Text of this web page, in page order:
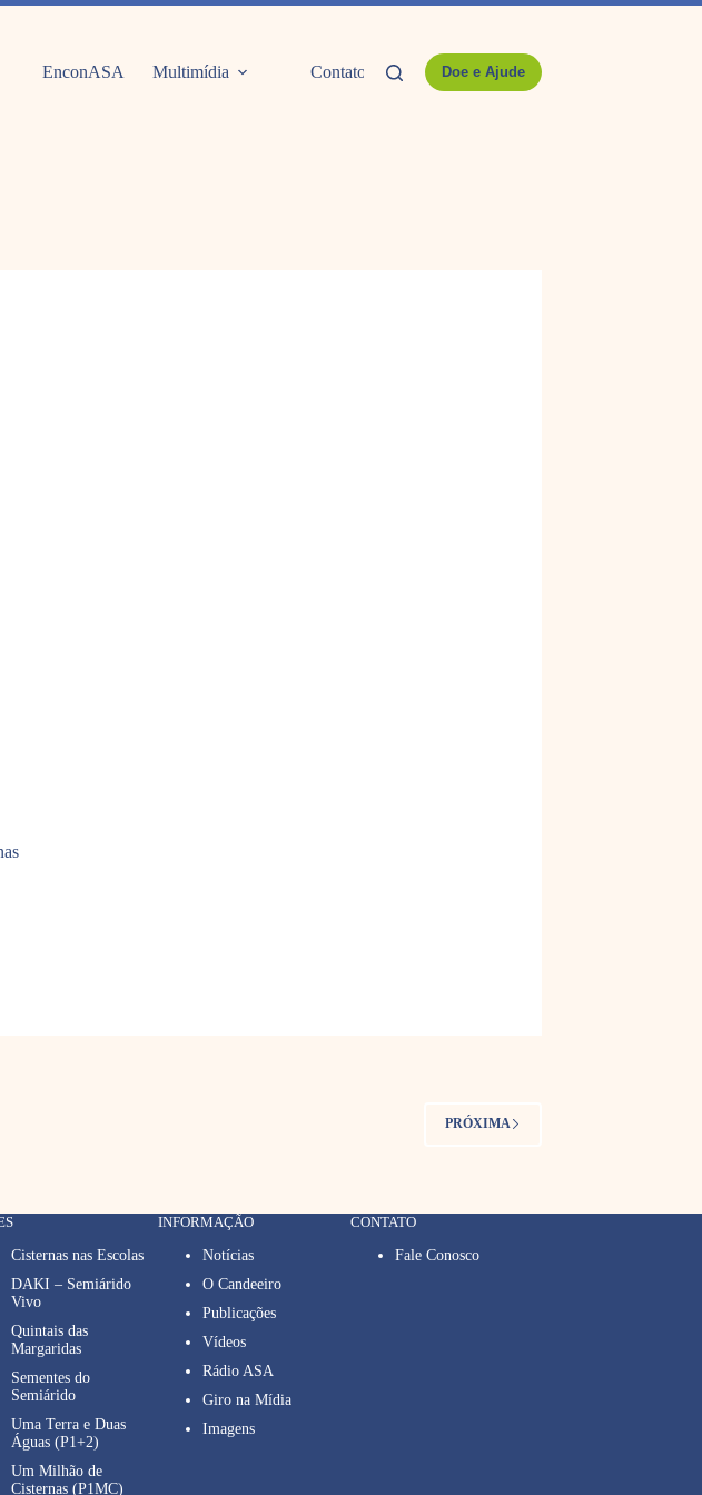
EnconASA Multimídia Contato Doe e Ajude
PRÓXIMA
Cisternas nas Escolas
DAKI – Semiárido
Vivo
Quintais das
Margaridas
Sementes do
Semiárido
Uma Terra e Duas
Águas (P1+2)
Um Milhão de
Cisternas (P1MC)
INFORMAÇÃO
Notícias
O Candeeiro
Publicações
Vídeos
Rádio ASA
Giro na Mídia
Imagens
CONTATO
Fale Conosco